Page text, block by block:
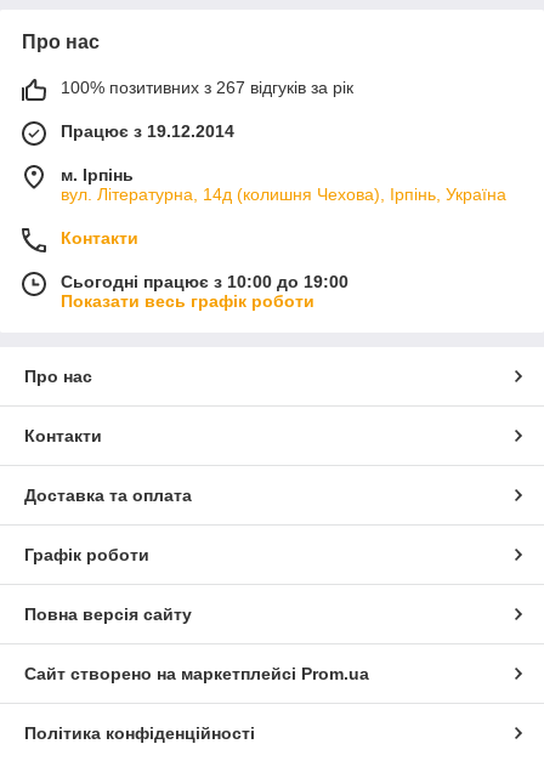
Про нас
100% позитивних з 267 відгуків за рік
Працює з 19.12.2014
м. Ірпінь
вул. Літературна, 14д (колишня Чехова), Ірпінь, Україна
Контакти
Сьогодні працює з 10:00 до 19:00
Показати весь графік роботи
Про нас
Контакти
Доставка та оплата
Графік роботи
Повна версія сайту
Сайт створено на маркетплейсі Prom.ua
Політика конфіденційності